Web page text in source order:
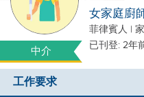
中介
女家庭廚
菲律賓人 |
已刊登: 2年
工作要求